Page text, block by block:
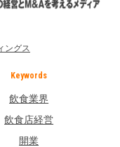
ングス
Keywords
飲食業界
飲食店経営
開業